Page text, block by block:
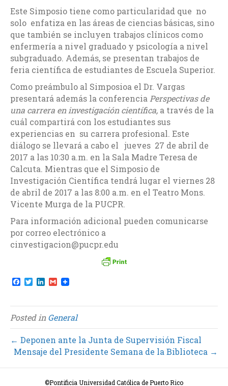
Este Simposio tiene como particularidad que no
solo enfatiza en las áreas de ciencias básicas, sino
que también se incluyen trabajos clínicos como
enfermería a nivel graduado y psicología a nivel
subgraduado. Además, se presentan trabajos de
feria científica de estudiantes de Escuela Superior.
Como preámbulo al Simposioa el Dr. Vargas
presentará además la conferencia Perspectivas de
una carrera en investigación científica, a través de la
cuál compartirá con los estudiantes sus
experiencias en su carrera profesional. Este
diálogo se llevará a cabo el jueves 27 de abril de
2017 a las 10:30 a.m. en la Sala Madre Teresa de
Calcuta. Mientras que el Simposio de
Investigación Científica tendrá lugar el viernes 28
de abril de 2017 a las 8:00 a.m. en el Teatro Mons.
Vicente Murga de la PUCPR.
Para información adicional pueden comunicarse
por correo electrónico a
cinvestigacion@pucpr.edu
F
e
b
o
o
k
T
t
t
e
r
L
k
e
d
I
n
G
i
l
Posted inGeneral
← Deponen ante la Junta de Supervisión Fiscal
Mensaje del Presidente Semana de la Biblioteca →
©Pontificia Universidad Católica de Puerto Rico